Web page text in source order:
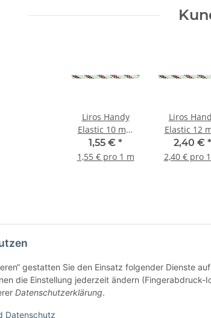
gestatten Sie den Einsatz folgender Dienste
die Einstellung jederzeit ändern (Fingerabdruck-
Datenschutzerklärung.
Datenschutz
Liros Handy
Elastic 10 mm
weiss-schwarz-
rot
1,55 € *
1,55 € pro 1 m
Liros
Elastic 12
weiss-
rot
2,40 € *
2,40 € pro